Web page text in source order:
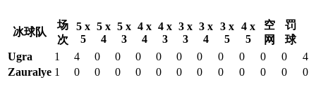
冰球队
场
次
5 x
5
5 x
4
5 x
3
4 x
4
4 x
3
3 x
3
3 x
4
3 x
5
4 x
5
空
网
罚
球
Ugra
1 4 0 0 0 0 0 0 0 0 0 0
4
Zauralye 1 0 0 0 0 0 0 0 0 0 0 0 0